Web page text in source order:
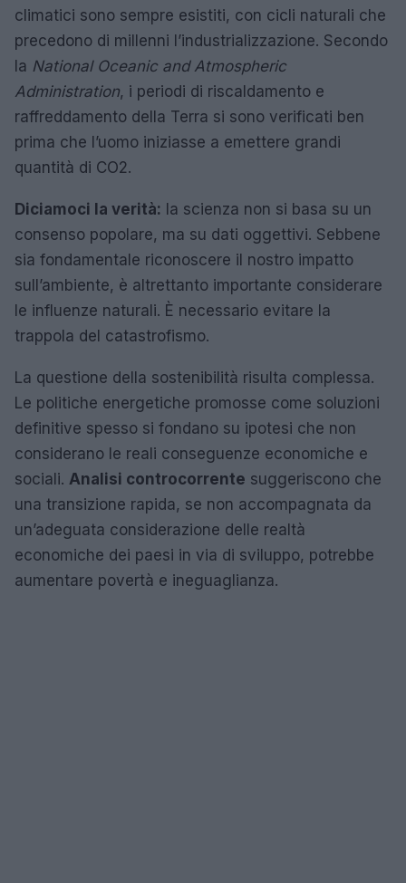
climatici sono sempre esistiti, con cicli naturali che
precedono di millenni l’industrializzazione. Secondo
la National Oceanic and Atmospheric
Administration, i periodi di riscaldamento e
raffreddamento della Terra si sono verificati ben
prima che l’uomo iniziasse a emettere grandi
quantità di CO2.
Diciamoci la verità: la scienza non si basa su un
consenso popolare, ma su dati oggettivi. Sebbene
sia fondamentale riconoscere il nostro impatto
sull’ambiente, è altrettanto importante considerare
le influenze naturali. È necessario evitare la
trappola del catastrofismo.
La questione della sostenibilità risulta complessa.
Le politiche energetiche promosse come soluzioni
definitive spesso si fondano su ipotesi che non
considerano le reali conseguenze economiche e
sociali. Analisi controcorrente suggeriscono che
una transizione rapida, se non accompagnata da
un’adeguata considerazione delle realtà
economiche dei paesi in via di sviluppo, potrebbe
aumentare povertà e ineguaglianza.